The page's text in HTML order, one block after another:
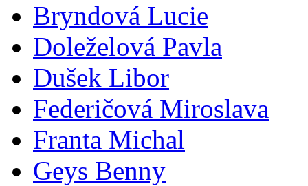
Bryndová Lucie
Doleželová Pavla
Dušek Libor
Federičová Miroslava
Franta Michal
Geys Benny